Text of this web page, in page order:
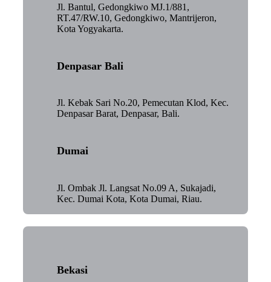
Jl. Bantul, Gedongkiwo MJ.1/881,
RT.47/RW.10, Gedongkiwo, Mantrijeron,
Kota Yogyakarta.
Denpasar Bali
Jl. Kebak Sari No.20, Pemecutan Klod, Kec.
Denpasar Barat, Denpasar, Bali.
Dumai
Jl. Ombak Jl. Langsat No.09 A, Sukajadi,
Kec. Dumai Kota, Kota Dumai, Riau.
Bekasi